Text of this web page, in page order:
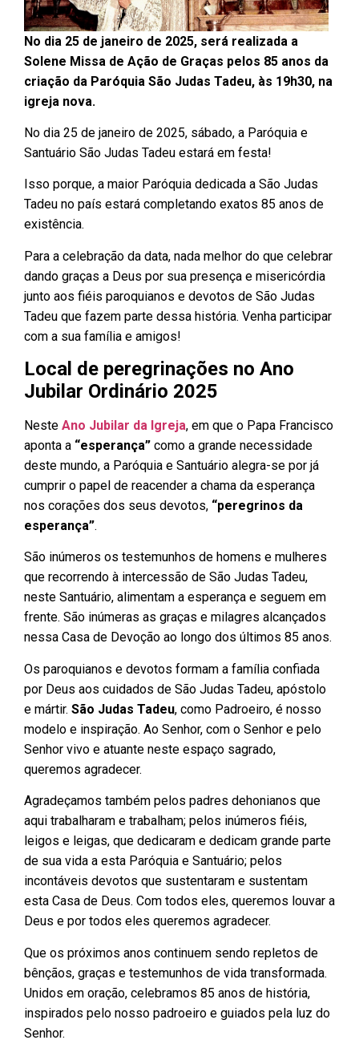
No dia 25 de janeiro de 2025, será realizada a
Solene Missa de Ação de Graças pelos 85 anos da
criação da Paróquia São Judas Tadeu, às 19h30, na
igreja nova.
No dia 25 de janeiro de 2025, sábado, a Paróquia e
Santuário São Judas Tadeu estará em festa!
Isso porque, a maior Paróquia dedicada a São Judas
Tadeu no país estará completando exatos 85 anos de
existência.
Para a celebração da data, nada melhor do que celebrar
dando graças a Deus por sua presença e misericórdia
junto aos fiéis paroquianos e devotos de São Judas
Tadeu que fazem parte dessa história. Venha participar
com a sua família e amigos!
Local de peregrinações no Ano
Jubilar Ordinário 2025
Neste Ano Jubilar da Igreja, em que o Papa Francisco
aponta a “esperança” como a grande necessidade
deste mundo, a Paróquia e Santuário alegra-se por já
cumprir o papel de reacender a chama da esperança
nos corações dos seus devotos, “peregrinos da
esperança”.
São inúmeros os testemunhos de homens e mulheres
que recorrendo à intercessão de São Judas Tadeu,
neste Santuário, alimentam a esperança e seguem em
frente. São inúmeras as graças e milagres alcançados
nessa Casa de Devoção ao longo dos últimos 85 anos.
Os paroquianos e devotos formam a família confiada
por Deus aos cuidados de São Judas Tadeu, apóstolo
e mártir. São Judas Tadeu, como Padroeiro, é nosso
modelo e inspiração. Ao Senhor, com o Senhor e pelo
Senhor vivo e atuante neste espaço sagrado,
queremos agradecer.
Agradeçamos também pelos padres dehonianos que
aqui trabalharam e trabalham; pelos inúmeros fiéis,
leigos e leigas, que dedicaram e dedicam grande parte
de sua vida a esta Paróquia e Santuário; pelos
incontáveis devotos que sustentaram e sustentam
esta Casa de Deus. Com todos eles, queremos louvar a
Deus e por todos eles queremos agradecer.
Que os próximos anos continuem sendo repletos de
bênçãos, graças e testemunhos de vida transformada.
Unidos em oração, celebramos 85 anos de história,
inspirados pelo nosso padroeiro e guiados pela luz do
Senhor.